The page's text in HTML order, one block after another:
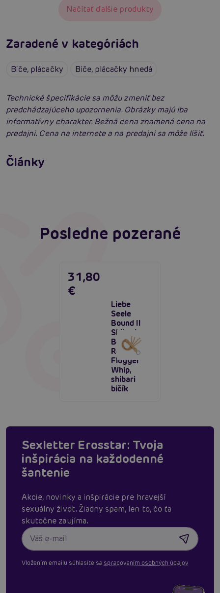
Načítať ďalšie produkty
Zaradené v kategóriách
Biče, plácačky Biče, plácačky hnedá
Technické špecifikácie sa môžu zmeniť bez
predchádzajúceho upozornenia. Obrázky majú iba
informatívny charakter. Bežná cena znamená cena na
predajni. Cena na internete a na predajni sa môže líšiť.
Články
dospelých
Čítať viacej
Ako na bondage? Zväzovanie tela alebo čo je
bondáž
Posledne pozerané
Liebe
Seele
Bound II
Shibari
Bondage
Rope
Flogger
Whip,
shibari
bičík
31,80
€
Sexletter Erosstar: Tvoja
inšpirácia na každodenné
šantenie
Akcie, novinky a inšpirácie pre hravejší
sexuálny život. Žiadny spam, len to, čo ťa
skutočne zaujíma.
Vložením emailu súhlasíte sa spracovaním osobných údajov